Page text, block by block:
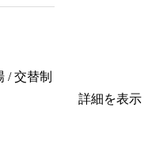
/ 交替制
詳細を表示